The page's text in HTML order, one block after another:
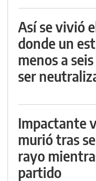
Así se vivió
donde un
menos a
ser
Impactante
murió tras
rayo
partido